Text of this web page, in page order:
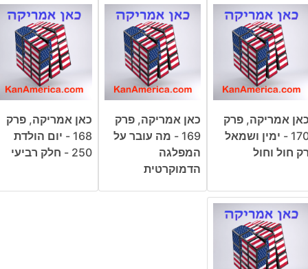
אמריקה, פרק
170 - ימין ושמאל
חול וחול
כאן אמריקה, פרק
169 - מה עובר על
המפלגה
הדמוקרטית
כאן אמריקה, פרק
168 - יום הולדת
250 - חלק רביעי